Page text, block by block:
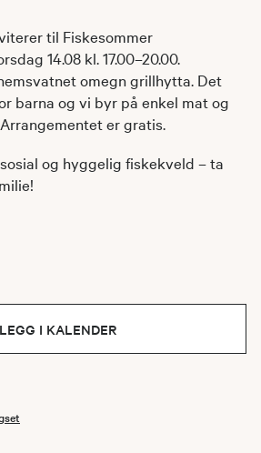
til Fiskesommer
14.08 kl. 17.00–20.00.
omegn grillhytta. Det
barna og vi byr på enkel mat og
er gratis.
og hyggelig fiskekveld – ta
LEGG I KALENDER